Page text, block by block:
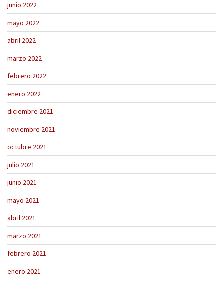
junio 2022
mayo 2022
abril 2022
marzo 2022
febrero 2022
enero 2022
diciembre 2021
noviembre 2021
octubre 2021
julio 2021
junio 2021
mayo 2021
abril 2021
marzo 2021
febrero 2021
enero 2021